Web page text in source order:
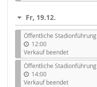
Fr, 19.12.
Öffentliche Stadionführung
12:00
Verkauf beendet
Öffentliche Stadionführung
14:00
Verkauf beendet